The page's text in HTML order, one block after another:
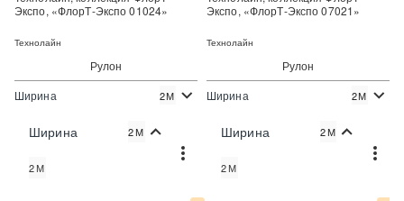
Рулон
Цена:
Экспо, «ФлорТ-Экспо 01024»
Технолайн
Ширина 2М
Ширина 2М
2М
Рулон
Цена:
Экспо, «ФлорТ-Экспо 07021»
Технолайн
Ширина 2М
Ширина 2М
2М